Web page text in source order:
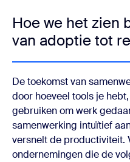
Hoe we het zien
van adoptie tot
De toekomst van
door hoeveel tools je
gebruiken om werk
samenwerking intuïtief
versnelt de productiviteit.
ondernemingen die de